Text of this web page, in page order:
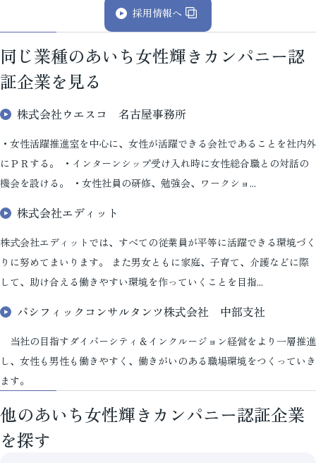
採用情報へ
同じ業種のあいち女性輝きカンパニー認
証企業を見る
株式会社ウエスコ 名古屋事務所
・女性活躍推進室を中心に、女性が活躍できる会社であることを社内外
にＰＲする。 ・インターンシップ受け入れ時に女性総合職との対話の
機会を設ける。 ・女性社員の研修、勉強会、ワークショ...
株式会社エディット
株式会社エディットでは、すべての従業員が平等に活躍できる環境づく
りに努めてまいります。 また男女ともに家庭、子育て、介護などに際
して、助け合える働きやすい環境を作っていくことを目指...
パシフィックコンサルタンツ株式会社 中部支社
当社の目指すダイバーシティ＆インクルージョン経営をより一層推進
し、女性も男性も働きやすく、働きがいのある職場環境をつくっていき
ます。
他のあいち女性輝きカンパニー認証企業
を探す